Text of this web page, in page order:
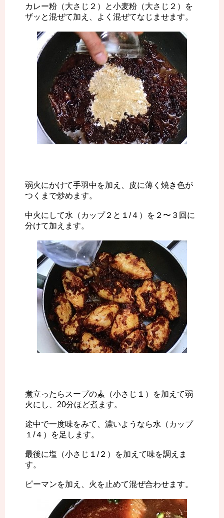
カレー粉（大さじ２）と小麦粉（大さじ２）を
ザッと混ぜて加え、よく混ぜてなじませます。
弱火にかけて手羽中を加え、皮に薄く焼き色が
つくまで炒めます。
中火にして水（カップ２と１/４）を２〜３回に
分けて加えます。
煮立ったらスープの素（小さじ１）を加えて弱
火にし、20分ほど煮ます。
途中で一度味をみて、濃いようなら水（カップ
１/４）を足します。
最後に塩（小さじ１/２）を加えて味を調えま
す。
ピーマンを加え、火を止めて混ぜ合わせます。